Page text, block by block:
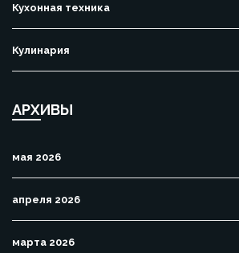
Кухонная техника
Кулинария
АРХИВЫ
мая 2026
апреля 2026
марта 2026